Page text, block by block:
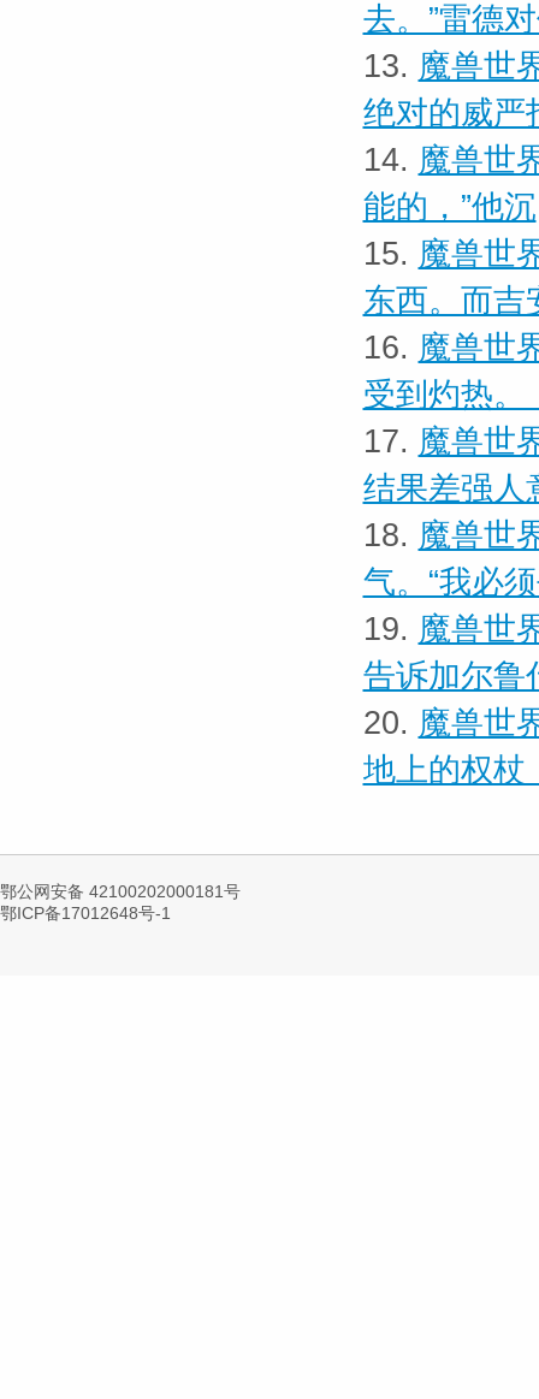
去。”雷德
13. 魔兽世
绝对的威严
14. 魔兽世
能的，”他沉
15. 魔兽世
东西。而吉
16. 魔兽世
受到灼热。
17. 魔兽世
结果差强人
18. 魔兽世
气。“我必
19. 魔兽世
告诉加尔鲁
20. 魔兽世
地上的权杖
鄂公网安备 42100202000181号
鄂ICP备17012648号-1